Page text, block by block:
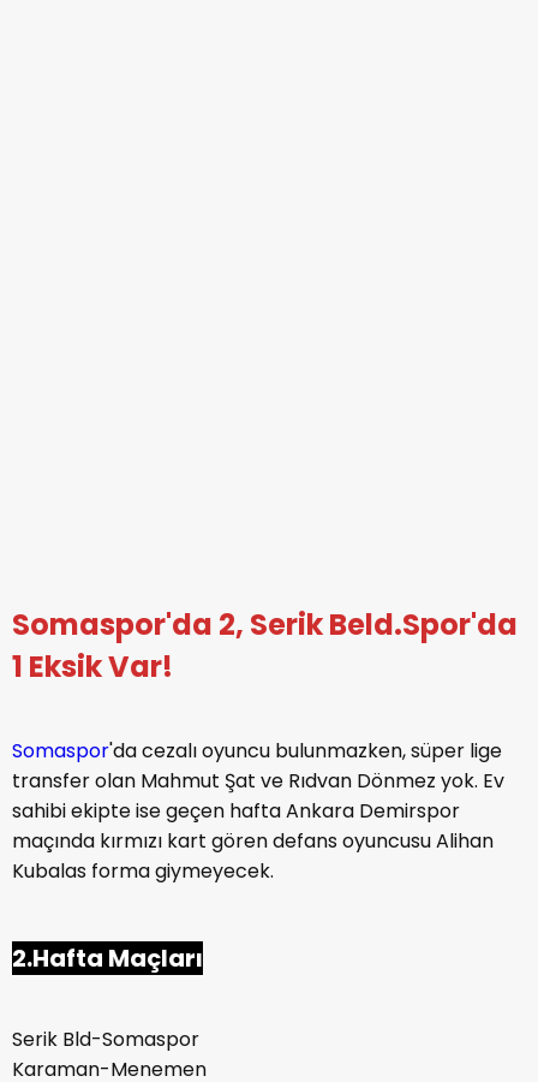
Somaspor'da 2, Serik Beld.Spor'da
1 Eksik Var!
Somaspor'da cezalı oyuncu bulunmazken, süper lige
transfer olan Mahmut Şat ve Rıdvan Dönmez yok. Ev
sahibi ekipte ise geçen hafta Ankara Demirspor
maçında kırmızı kart gören defans oyuncusu Alihan
Kubalas forma giymeyecek.
2.Hafta Maçları
Serik Bld-Somaspor
Karaman-Menemen